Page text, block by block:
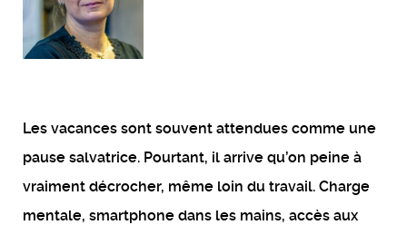
Les vacances sont souvent attendues comme une
pause salvatrice. Pourtant, il arrive qu’on peine à
vraiment décrocher, même loin du travail. Charge
mentale, smartphone dans les mains, accès aux